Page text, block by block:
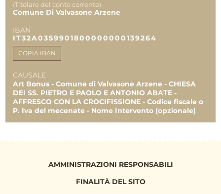
8.000,00 €
(Titolare del conto corrente)
Comune Di Valvasone Arzene
IBAN
IT32A0359901800000000139264
COPIA IBAN
CAUSALE
Art Bonus - Comune di Valvasone Arzene - CHIESA
DEI SS. PIETRO E PAOLO E ANTONIO ABATE -
AFFRESCO CON LA CROCIFISSIONE - Codice fiscale o
P. Iva del mecenate - Nome Intervento (opzionale)
AMMINISTRAZIONI RESPONSABILI
FINALITÀ DEL SITO